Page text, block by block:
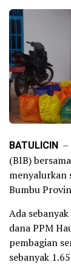
BATULICIN –
(BIB)
menyalurkan
Bumbu
Ada
dana PPM
pembagian
sebanyak